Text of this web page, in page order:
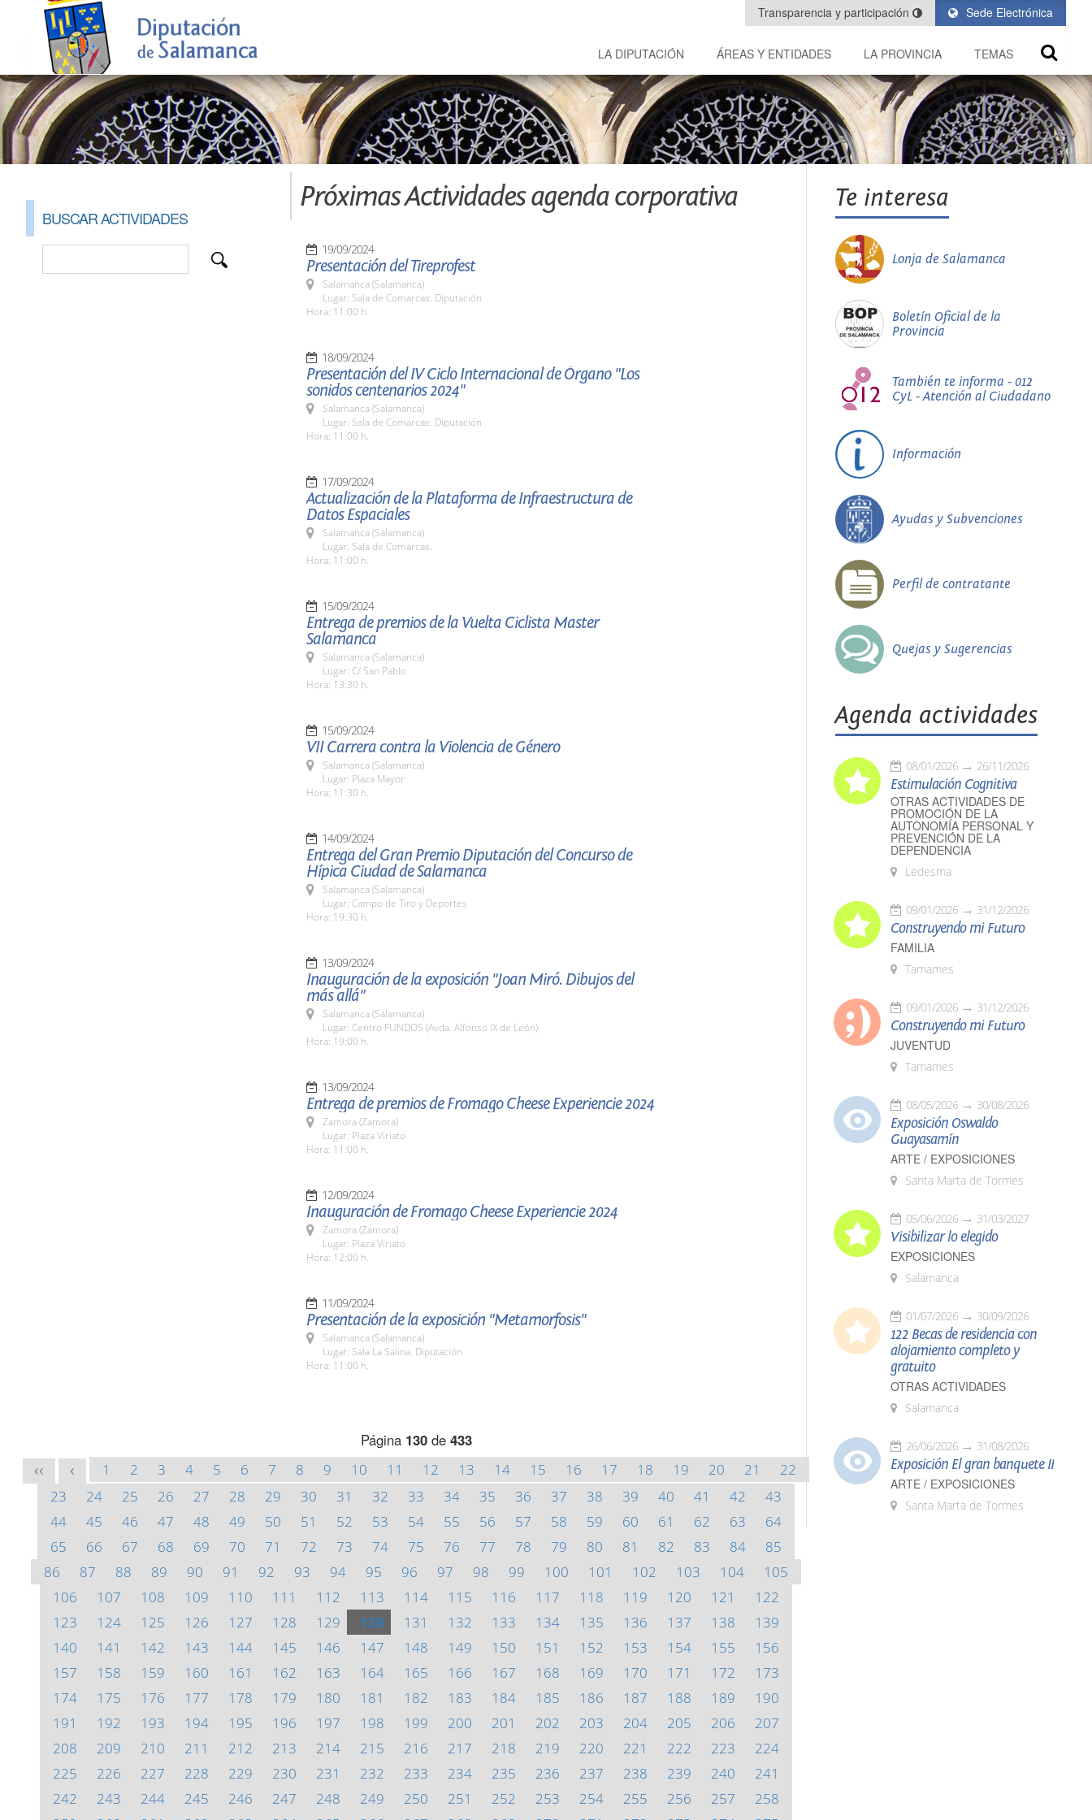
Sede Electrónica
Transparencia y participación
LA DIPUTACIÓN ÁREAS Y ENTIDADES LA PROVINCIA TEMAS
BUSCAR ACTIVIDADES
Próximas Actividades agenda corporativa
19/09/2024
Presentación del Tireprofest
Salamanca (Salamanca)
Lugar: Sala de Comarcas. Diputación
Hora: 11:00 h.
18/09/2024
Presentación del IV Ciclo Internacional de Órgano "Los
sonidos centenarios 2024"
Salamanca (Salamanca)
Lugar: Sala de Comarcas. Diputación
Hora: 11:00 h.
17/09/2024
Actualización de la Plataforma de Infraestructura de
Datos Espaciales
Salamanca (Salamanca)
Lugar: Sala de Comarcas.
Hora: 11:00 h.
15/09/2024
Entrega de premios de la Vuelta Ciclista Master
Salamanca
Salamanca (Salamanca)
Lugar: C/ San Pablo
Hora: 13:30 h.
15/09/2024
VII Carrera contra la Violencia de Género
Salamanca (Salamanca)
Lugar: Plaza Mayor
Hora: 11:30 h.
14/09/2024
Entrega del Gran Premio Diputación del Concurso de
Hípica Ciudad de Salamanca
Salamanca (Salamanca)
Lugar: Campo de Tiro y Deportes
Hora: 19:30 h.
13/09/2024
Inauguración de la exposición "Joan Miró. Dibujos del
más allá"
Salamanca (Salamanca)
Lugar: Centro FUNDOS (Avda. Alfonso IX de León).
Hora: 19:00 h.
13/09/2024
Entrega de premios de Fromago Cheese Experiencie 2024
Zamora (Zamora)
Lugar: Plaza Viriato
Hora: 11:00 h.
12/09/2024
Inauguración de Fromago Cheese Experiencie 2024
Zamora (Zamora)
Lugar: Plaza Viriato
Hora: 12:00 h.
11/09/2024
Presentación de la exposición "Metamorfosis"
Salamanca (Salamanca)
Lugar: Sala La Salina. Diputación
Hora: 11:00 h.
Página 130de 433
<< < 1 2 3 4 5 6 7 8 9 10 11 12 13 14 15 16 17 18 19 20 21
22
23
24 25 26 27 28 29 30 31 32 33 34 35 36 37 38 39 40 41 42
43
44
45 46 47 48 49 50 51 52 53 54 55 56 57 58 59 60 61 62 63
64
65
66 67 68 69 70 71 72 73 74 75 76 77 78 79 80 81 82 83 84
85
86
87 88 89 90 91 92 93 94 95 96 97 98 99 100 101 102 103 104
105
106
107 108 109 110 111 112 113 114 115 116 117 118 119 120 121
122
123
124 125 126 127 128 129 130 131 132 133 134 135 136 137 138
139
140
141 142 143 144 145 146 147 148 149 150 151 152 153 154 155
156
157
158 159 160 161 162 163 164 165 166 167 168 169 170 171 172
173
174
175 176 177 178 179 180 181 182 183 184 185 186 187 188 189
190
191
192 193 194 195 196 197 198 199 200 201 202 203 204 205 206
207
208
209 210 211 212 213 214 215 216 217 218 219 220 221 222 223
224
225
226 227 228 229 230 231 232 233 234 235 236 237 238 239 240
241
242
243 244 245 246 247 248 249 250 251 252 253 254 255 256 257
258
Te interesa
Lonja de Salamanca
Boletín Oficial de la
Provincia
También te informa - 012
CyL - Atención al Ciudadano
Información
Ayudas y Subvenciones
Perfil de contratante
Quejas y Sugerencias
Agenda actividades
08/01/2026 26/11/2026
Estimulación Cognitiva
OTRAS ACTIVIDADES DE
PROMOCIÓN DE LA
AUTONOMÍA PERSONAL Y
PREVENCIÓN DE LA
DEPENDENCIA
Ledesma
09/01/2026 31/12/2026
Construyendo mi Futuro
FAMILIA
Tamames
09/01/2026 31/12/2026
Construyendo mi Futuro
JUVENTUD
Tamames
08/05/2026 30/08/2026
Exposición Oswaldo
Guayasamín
ARTE / EXPOSICIONES
Santa Marta de Tormes
05/06/2026 31/03/2027
Visibilizar lo elegido
EXPOSICIONES
Salamanca
01/07/2026 30/09/2026
122 Becas de residencia con
alojamiento completo y
gratuito
OTRAS ACTIVIDADES
Salamanca
26/06/2026 31/08/2026
Exposición El gran banquete II
ARTE / EXPOSICIONES
Santa Marta de Tormes